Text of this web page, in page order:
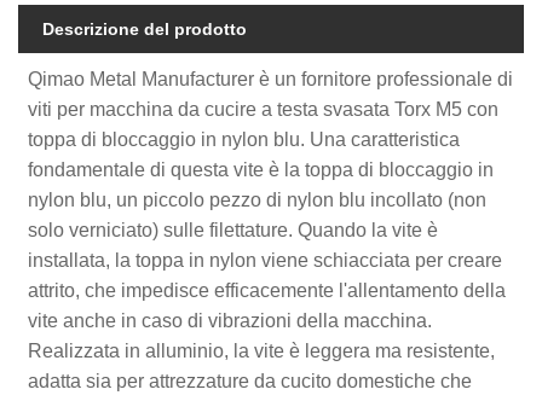
Descrizione del prodotto
Qimao Metal Manufacturer è un fornitore professionale di
viti per macchina da cucire a testa svasata Torx M5 con
toppa di bloccaggio in nylon blu. Una caratteristica
fondamentale di questa vite è la toppa di bloccaggio in
nylon blu, un piccolo pezzo di nylon blu incollato (non
solo verniciato) sulle filettature. Quando la vite è
installata, la toppa in nylon viene schiacciata per creare
attrito, che impedisce efficacemente l'allentamento della
vite anche in caso di vibrazioni della macchina.
Realizzata in alluminio, la vite è leggera ma resistente,
adatta sia per attrezzature da cucito domestiche che